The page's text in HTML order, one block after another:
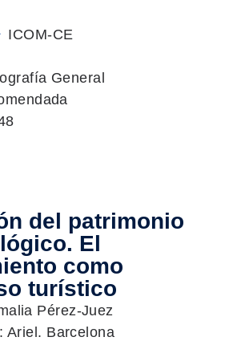
ICOM-CE
General
del patrimonio
El
como
turístico
Pérez-Juez
: Ariel. Barcelona